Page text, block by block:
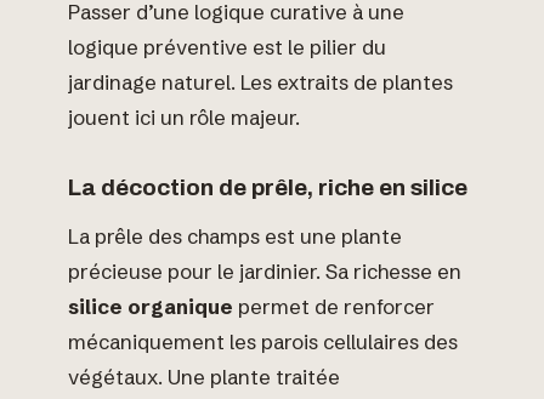
Passer d’une logique curative à une
logique préventive est le pilier du
jardinage naturel. Les extraits de plantes
jouent ici un rôle majeur.
La décoction de prêle, riche en silice
La prêle des champs est une plante
précieuse pour le jardinier. Sa richesse en
silice organique permet de renforcer
mécaniquement les parois cellulaires des
végétaux. Une plante traitée